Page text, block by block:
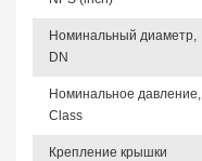
Номинальный диаметр,
DN
Номинальное давление,
Class
Крепление крышки